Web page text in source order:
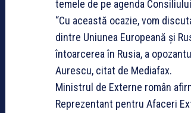
temele de pe agenda
“Cu această ocazie, vom
dintre Uniunea Europeană și
întoarcerea în Rusia, a
Aurescu, citat de Mediafax.
Ministrul de Externe român
Reprezentant pentru Afaceri